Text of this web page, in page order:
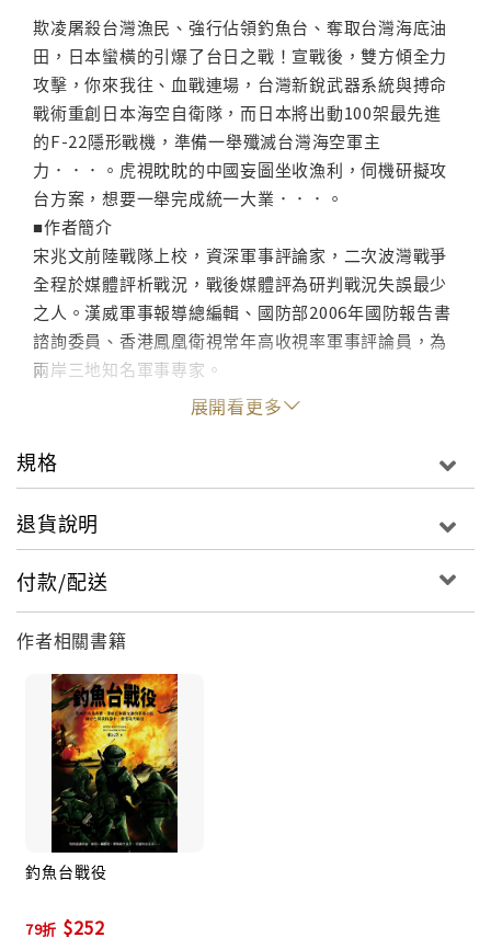
欺凌屠殺台灣漁民、強行佔領釣魚台、奪取台灣海底油
田，日本蠻橫的引爆了台日之戰！宣戰後，雙方傾全力
攻擊，你來我往、血戰連場，台灣新銳武器系統與搏命
戰術重創日本海空自衛隊，而日本將出動100架最先進
的F-22隱形戰機，準備一舉殲滅台灣海空軍主
力．．．。虎視眈眈的中國妄圖坐收漁利，伺機研擬攻
台方案，想要一舉完成統一大業．．．。
■作者簡介
宋兆文前陸戰隊上校，資深軍事評論家，二次波灣戰爭
全程於媒體評析戰況，戰後媒體評為研判戰況失誤最少
之人。漢威軍事報導總編輯、國防部2006年國防報告書
諮詢委員、香港鳳凰衛視常年高收視率軍事評論員，為
兩岸三地知名軍事專家。
展開看更多
規格
退貨說明
付款/配送
作者相關書籍
釣魚台戰役
79折 $252